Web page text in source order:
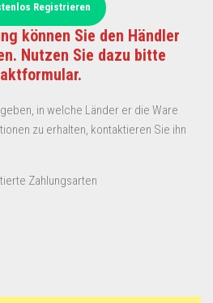
Registrieren
können Sie den Händler
Nutzen Sie dazu bitte
in welche Länder er die Ware
zu erhalten, kontaktieren Sie ihn
Zahlungsarten